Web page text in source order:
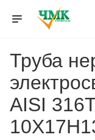
Труба
AISI